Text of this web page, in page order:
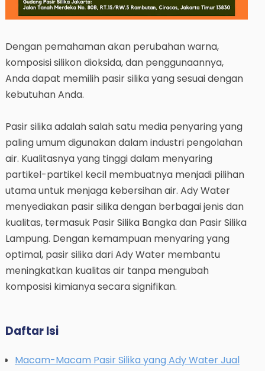
Dengan pemahaman akan perubahan warna,
komposisi silikon dioksida, dan penggunaannya,
Anda dapat memilih pasir silika yang sesuai dengan
kebutuhan Anda.
Pasir silika adalah salah satu media penyaring yang
paling umum digunakan dalam industri pengolahan
air. Kualitasnya yang tinggi dalam menyaring
partikel-partikel kecil membuatnya menjadi pilihan
utama untuk menjaga kebersihan air. Ady Water
menyediakan pasir silika dengan berbagai jenis dan
kualitas, termasuk Pasir Silika Bangka dan Pasir Silika
Lampung. Dengan kemampuan menyaring yang
optimal, pasir silika dari Ady Water membantu
meningkatkan kualitas air tanpa mengubah
komposisi kimianya secara signifikan.
Daftar Isi
Macam-Macam Pasir Silika yang Ady Water Jual